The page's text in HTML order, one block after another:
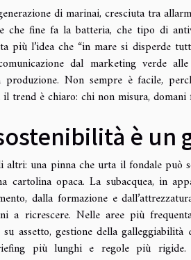
di marinai, cresciuta tra
che fine fa la batteria, che tipo di
più l’idea che “in mare si disperde
dal marketing verde
Non sempre è facile,
trend è chiaro: chi non misura,
è un
una pinna che urta il fondale può
cartolina opaca. La subacquea, in
dalla formazione e
a ricrescere. Nelle aree più
assetto, gestione della
più lunghi e regole più